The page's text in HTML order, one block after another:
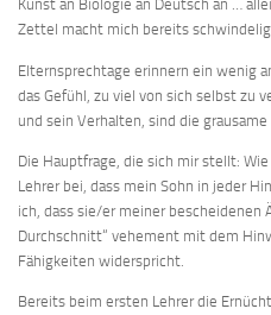
Kunst an Biologie an Deutsch an …
Zettel macht mich bereits
Elternsprechtage erinnern ein wenig
das Gefühl, zu viel von sich selbst zu
und sein Verhalten, sind die
Die Hauptfrage, die sich mir stellt:
Lehrer bei, dass mein Sohn in jeder
ich, dass sie/er meiner bescheidenen
Durchschnitt“ vehement mit dem
Fähigkeiten widerspricht.
Bereits beim ersten Lehrer die